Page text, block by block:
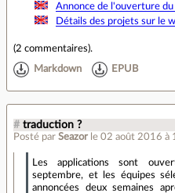
Annonce de l'ouverture
Détails des projets sur le
(2 commentaires).
Markdown EPUB
# traduction ?
Posté par Seazor le 02 août 2016 à
Les applications sont
septembre, et les équipes
annoncées deux semaines